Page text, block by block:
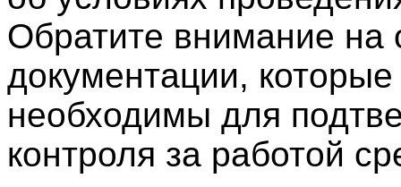
Обратите внимание на
документации, которые
необходимы для
контроля за работой